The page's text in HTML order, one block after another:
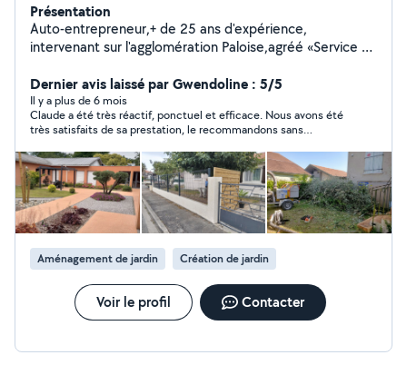
Présentation
Auto-entrepreneur,+ de 25 ans d'expérience,
intervenant sur l'agglomération Paloise,agréé «Service à
de la prestation=budget maîtrisé,alors n'hésitez pas à
me contacter. J'effectue tous types de travaux espaces
verts ainsi qu'un service minipelle.
Dernier avis laissé par Gwendoline : 5/5
Il y a plus de 6 mois
Claude a été très réactif, ponctuel et efficace. Nous avons été
très satisfaits de sa prestation, le recommandons sans
nouveau.
Aménagement de jardin Création de jardin
Voir le profil Contacter